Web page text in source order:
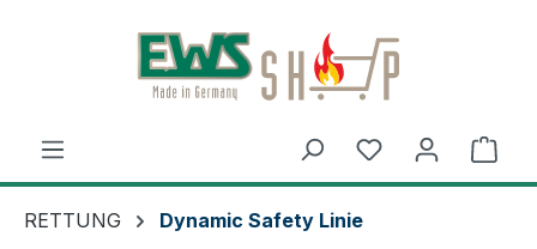
Zum Hauptinhalt springen
RETTUNG Dynamic Safety Linie